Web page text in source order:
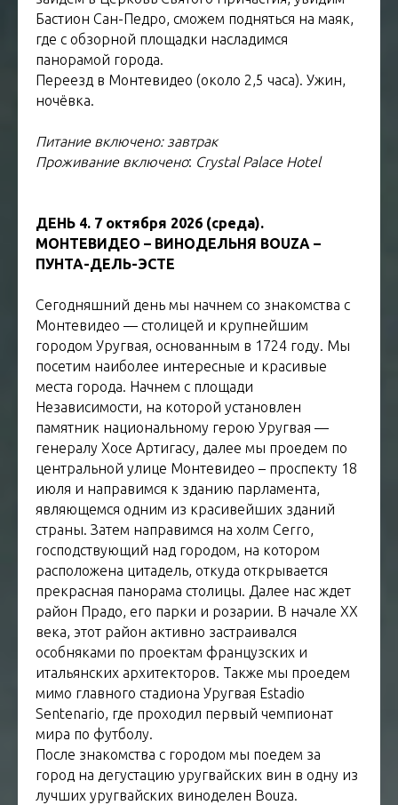
Бастион Сан-Педро, сможем подняться на маяк,
где с обзорной площадки насладимся
панорамой города.
Переезд в Монтевидео (около 2,5 часа). Ужин,
ночёвка.
Питание включено: завтрак
Проживание включено: Crystal Palace Hotel
ДЕНЬ 4. 7 октября 2026 (среда).
МОНТЕВИДЕО – ВИНОДЕЛЬНЯ BOUZA –
ПУНТА-ДЕЛЬ-ЭСТЕ
Сегодняшний день мы начнем со знакомства с
Монтевидео — столицей и крупнейшим
городом Уругвая, основанным в 1724 году. Мы
посетим наиболее интересные и красивые
места города. Начнем с площади
Независимости, на которой установлен
памятник национальному герою Уругвая —
генералу Хосе Артигасу, далее мы проедем по
центральной улице Монтевидео – проспекту 18
июля и направимся к зданию парламента,
являющемся одним из красивейших зданий
страны. Затем направимся на холм Cerro,
господствующий над городом, на котором
расположена цитадель, откуда открывается
прекрасная панорама столицы. Далее нас ждет
район Прадо, его парки и розарии. В начале XX
века, этот район активно застраивался
особняками по проектам французских и
итальянских архитекторов. Также мы проедем
мимо главного стадиона Уругвая Estadio
Sentenario, где проходил первый чемпионат
мира по футболу.
После знакомства с городом мы поедем за
город на дегустацию уругвайских вин в одну из
лучших уругвайских виноделен Bouza.